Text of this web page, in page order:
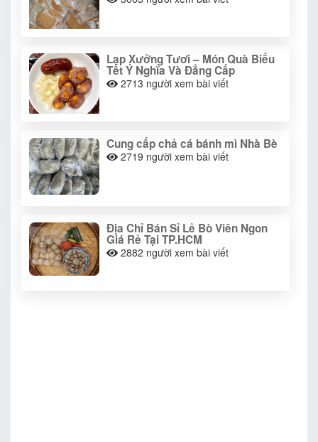
Lạp Xưởng Tươi – Món Quà Biếu
Tết Ý Nghĩa Và Đẳng Cấp
2713 người xem bài viết
Cung cấp chả cá bánh mì Nhà Bè
2719 người xem bài viết
Địa Chỉ Bán Sỉ Lẻ Bò Viên Ngon
Giá Rẻ Tại TP.HCM
2882 người xem bài viết